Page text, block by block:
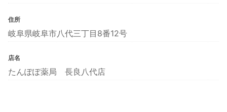
住所
岐阜県岐阜市八代三丁目8番12号
店名
たんぽぽ薬局 長良八代店